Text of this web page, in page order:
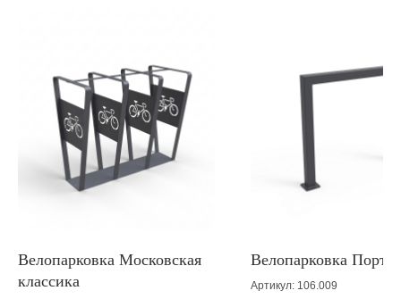
Велопарковка Московская
классика
Велопарковка Портал
Артикул: 106.009